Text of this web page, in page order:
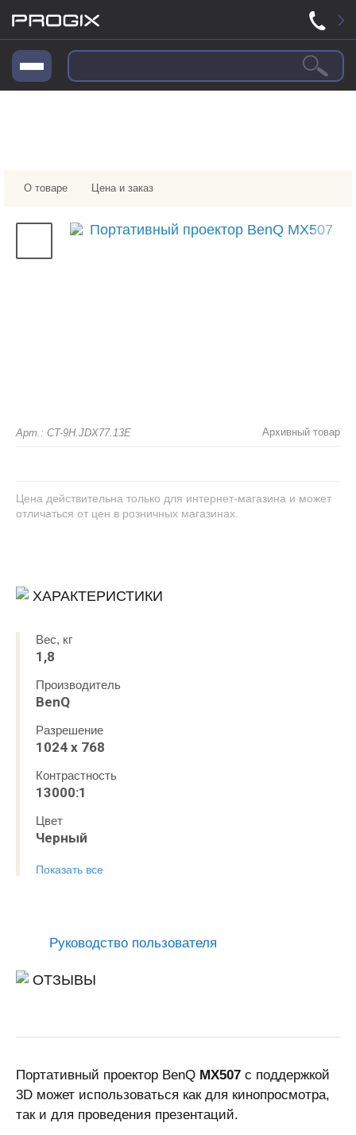
О товаре Цена и заказ
Арт.: CT-9H.JDX77.13E Архивный товар
Цена действительна только для интернет-магазина и может
отличаться от цен в розничных магазинах.
ХАРАКТЕРИСТИКИ
Вес, кг
1,8
Производитель
BenQ
Разрешение
1024 х 768
Контрастность
13000:1
Цвет
Черный
Показать все
Руководство пользователя
ОТЗЫВЫ
Портативный проектор BenQ MX507 с поддержкой
3D может использоваться как для кинопросмотра,
так и для проведения презентаций.